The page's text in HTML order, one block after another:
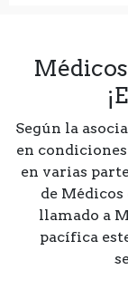
Según la
en
en varias
de
llamado a
pacífica